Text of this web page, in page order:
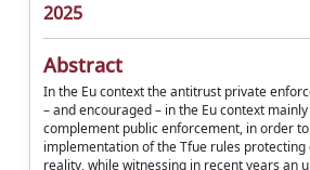
2025
Abstract
In the Eu context the antitrust private
– and encouraged – in the Eu context
complement public enforcement, in order
implementation of the Tfue rules
reality, while witnessing in recent years an